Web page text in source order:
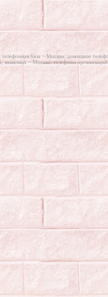
база ~ Москва: домашние
знакомых ~ Москва: телефоны